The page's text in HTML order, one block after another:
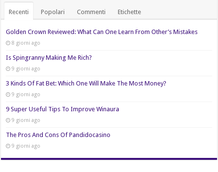
Recenti Popolari Commenti Etichette
Golden Crown Reviewed: What Can One Learn From Other’s Mistakes
8 giorni ago
Is Spingranny Making Me Rich?
9 giorni ago
3 Kinds Of Fat Bet: Which One Will Make The Most Money?
9 giorni ago
9 Super Useful Tips To Improve Winaura
9 giorni ago
The Pros And Cons Of Pandidocasino
9 giorni ago